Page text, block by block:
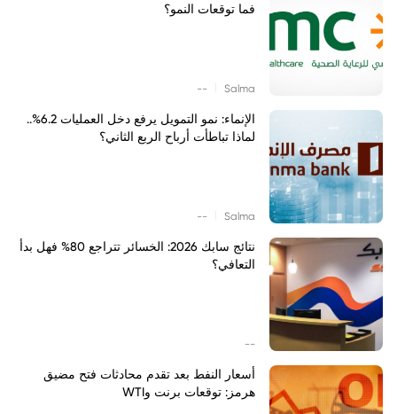
فما توقعات النمو؟
Salma
--
الإنماء: نمو التمويل يرفع دخل العمليات 6.2%..
لماذا تباطأت أرباح الربع الثاني؟
Salma
--
نتائج سابك 2026: الخسائر تتراجع 80% فهل بدأ
التعافي؟
--
أسعار النفط بعد تقدم محادثات فتح مضيق
هرمز: توقعات برنت وWTI